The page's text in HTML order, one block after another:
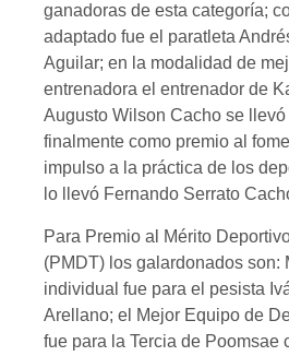
ganadoras de esta categoría;
adaptado fue el paratleta
Aguilar; en la modalidad de
entrenadora el entrenador de
Augusto Wilson Cacho se
finalmente como premio al
impulso a la práctica de los
lo llevó Fernando Serrato
Para Premio al Mérito
(PMDT) los galardonados son:
individual fue para el pesista
Arellano; el Mejor Equipo de
fue para la Tercia de Poomsae